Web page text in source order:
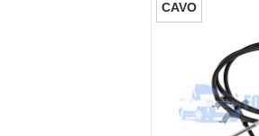
Купити в 1
У вибране
CAVO